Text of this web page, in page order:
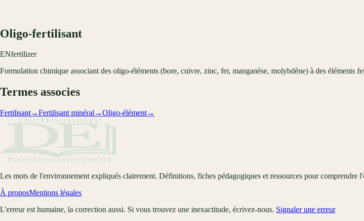
Oligo-fertilisant
ENfertilizer
Formulation chimique associant des oligo-éléments (bore, cuivre, zinc, fer, manganèse, molybdène) à des éléments
Termes associes
Fertilisant→Fertilisant minéral →Oligo-élément→
Les mots de l'environnement expliqués clairement. Définitions, fiches pédagogiques et ressources pour comprendre
À proposMentions légales
L'erreur est humaine, la correction aussi. Si vous trouvez une inexactitude, écrivez-nous. Signaler une erreur